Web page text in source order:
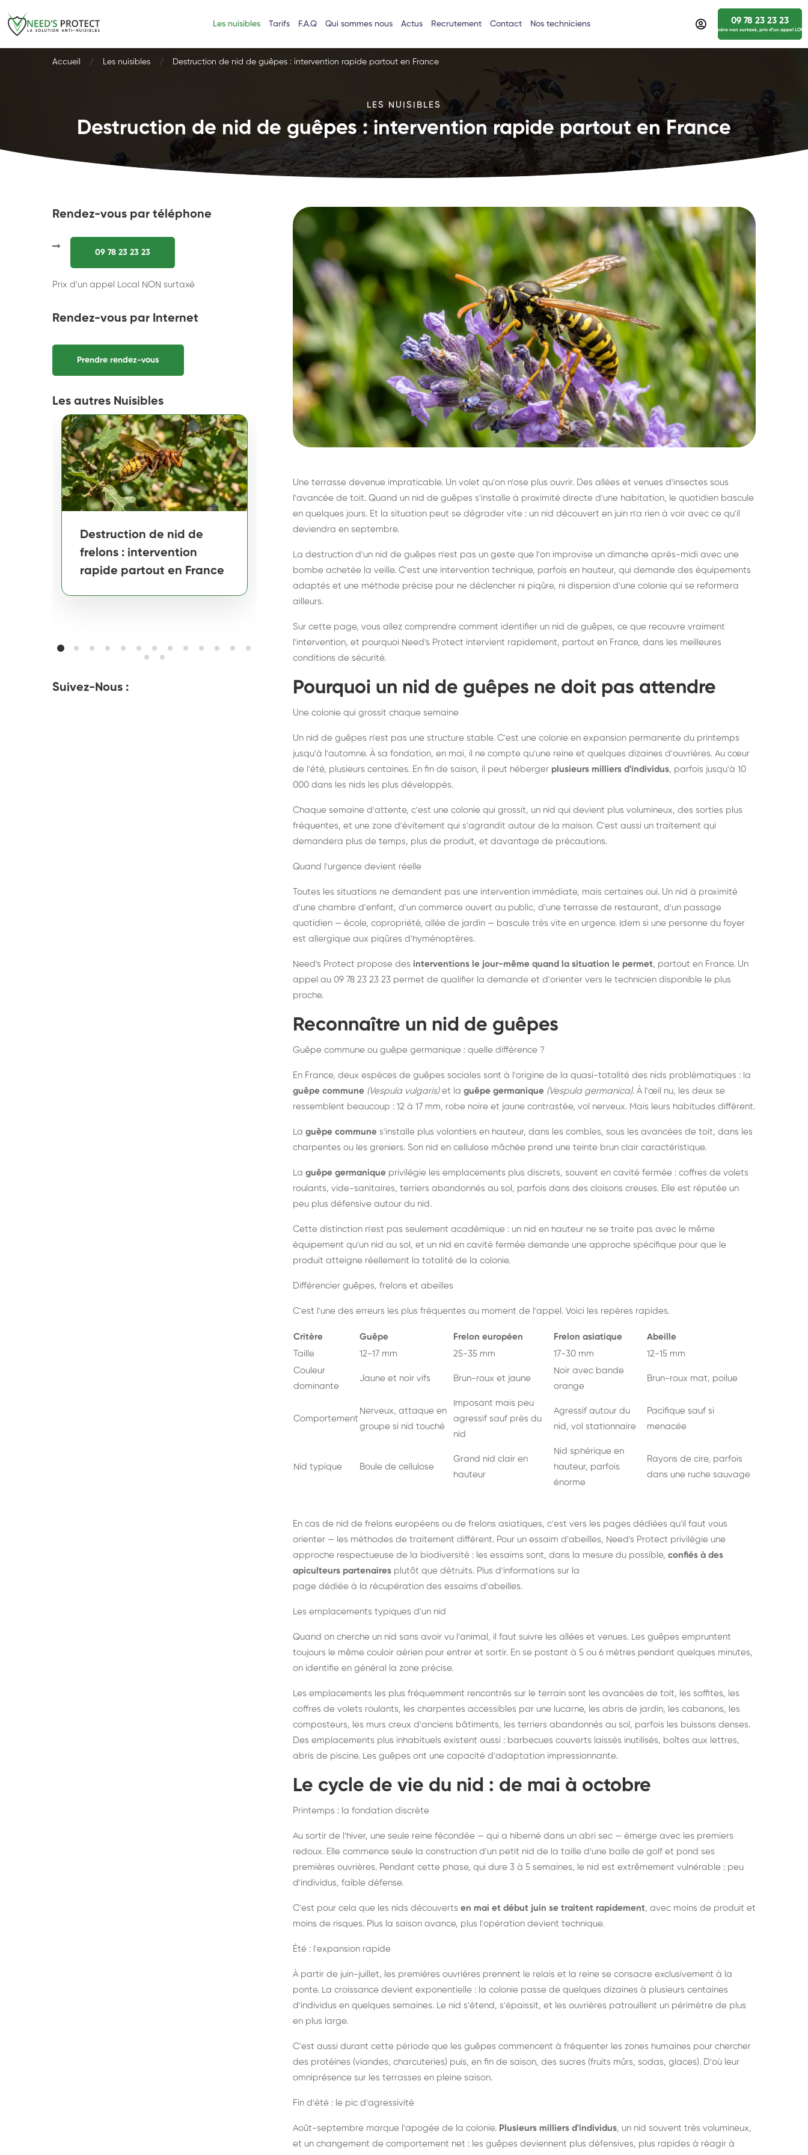
Les nuisibles Tarifs F.A.Q Qui sommes nous Actus Recrutement Contact Nos techniciens 09 78 23 23 23
numéro non surtaxé, prix d’un appel
Accueil Les nuisibles Destruction de nid de guêpes : intervention rapide partout en France
LES NUISIBLES
Destruction de nid de guêpes : intervention rapide partout en France
Rendez-vous par téléphone
09 78 23 23 23
Prix d'un appel Local NON surtaxé
Rendez-vous par Internet
Prendre rendez-vous
Les autres Nuisibles
Destruction de nid de
frelons : intervention
rapide partout en France
Destruction de nid de
frelons asiatiques :
intervention partout en
France
durablement rats et
souris, partout en France
partout
Suivez-Nous :
Une terrasse devenue impraticable. Un volet qu'on n'ose plus ouvrir. Des allées et venues d'insectes sous
l'avancée de toit. Quand un nid de guêpes s'installe à proximité directe d'une habitation, le quotidien bascule
en quelques jours. Et la situation peut se dégrader vite : un nid découvert en juin n'a rien à voir avec ce qu'il
deviendra en septembre.
La destruction d'un nid de guêpes n'est pas un geste que l'on improvise un dimanche après-midi avec une
bombe achetée la veille. C'est une intervention technique, parfois en hauteur, qui demande des équipements
adaptés et une méthode précise pour ne déclencher ni piqûre, ni dispersion d'une colonie qui se reformera
ailleurs.
Sur cette page, vous allez comprendre comment identifier un nid de guêpes, ce que recouvre vraiment
l'intervention, et pourquoi Need's Protect intervient rapidement, partout en France, dans les meilleures
conditions de sécurité.
Pourquoi un nid de guêpes ne doit pas attendre
Une colonie qui grossit chaque semaine
Un nid de guêpes n'est pas une structure stable. C'est une colonie en expansion permanente du printemps
jusqu'à l'automne. À sa fondation, en mai, il ne compte qu'une reine et quelques dizaines d'ouvrières. Au cœur
de l'été, plusieurs centaines. En fin de saison, il peut héberger plusieurs milliers d'individus, parfois jusqu'à 10
000 dans les nids les plus développés.
Chaque semaine d'attente, c'est une colonie qui grossit, un nid qui devient plus volumineux, des sorties plus
fréquentes, et une zone d'évitement qui s'agrandit autour de la maison. C'est aussi un traitement qui
demandera plus de temps, plus de produit, et davantage de précautions.
Quand l'urgence devient réelle
Toutes les situations ne demandent pas une intervention immédiate, mais certaines oui. Un nid à proximité
d'une chambre d'enfant, d'un commerce ouvert au public, d'une terrasse de restaurant, d'un passage
quotidien — école, copropriété, allée de jardin — bascule très vite en urgence. Idem si une personne du foyer
est allergique aux piqûres d'hyménoptères.
Need's Protect propose des interventions le jour-même quand la situation le permet, partout en France. Un
appel au 09 78 23 23 23 permet de qualifier la demande et d'orienter vers le technicien disponible le plus
proche.
Reconnaître un nid de guêpes
Guêpe commune ou guêpe germanique : quelle différence ?
En France, deux espèces de guêpes sociales sont à l'origine de la quasi-totalité des nids problématiques : la
guêpe commune (Vespula vulgaris)et la guêpe germanique (Vespula germanica). À l'œil nu, les deux se
ressemblent beaucoup : 12 à 17 mm, robe noire et jaune contrastée, vol nerveux. Mais leurs habitudes diffèrent.
La guêpe commune s'installe plus volontiers en hauteur, dans les combles, sous les avancées de toit, dans les
charpentes ou les greniers. Son nid en cellulose mâchée prend une teinte brun clair caractéristique.
La guêpe germanique privilégie les emplacements plus discrets, souvent en cavité fermée : coffres de volets
roulants, vide-sanitaires, terriers abandonnés au sol, parfois dans des cloisons creuses. Elle est réputée un
peu plus défensive autour du nid.
Cette distinction n'est pas seulement académique : un nid en hauteur ne se traite pas avec le même
équipement qu'un nid au sol, et un nid en cavité fermée demande une approche spécifique pour que le
produit atteigne réellement la totalité de la colonie.
Différencier guêpes, frelons et abeilles
C'est l'une des erreurs les plus fréquentes au moment de l'appel. Voici les repères rapides.
Critère Guêpe Frelon européen Frelon asiatique
Abeille
Taille
12-17 mm 25-35 mm 17-30 mm
12-15 mm
Couleur
dominante
Jaune et noir vifs Brun-roux et jaune
Noir avec bande
orange
Brun-roux mat, poilue
Comportement
Nerveux, attaque en
groupe si nid touché
Imposant mais peu
agressif sauf près du
nid
Agressif autour du
nid, vol stationnaire
Pacifique sauf si
menacée
Nid typique Boule de cellulose
Grand nid clair en
hauteur
Nid sphérique en
hauteur, parfois
énorme
Rayons de cire, parfois
dans une ruche sauvage
En cas de nid de frelons européens ou de frelons asiatiques, c'est vers les pages dédiées qu'il faut vous
orienter — les méthodes de traitement diffèrent. Pour un essaim d'abeilles, Need's Protect privilégie une
approche respectueuse de la biodiversité : les essaims sont, dans la mesure du possible, confiés à des
apiculteurs partenaires plutôt que détruits. Plus d'informations sur la
page dédiée à la récupération des essaims d'abeilles.
Les emplacements typiques d'un nid
Quand on cherche un nid sans avoir vu l'animal, il faut suivre les allées et venues. Les guêpes empruntent
toujours le même couloir aérien pour entrer et sortir. En se postant à 5 ou 6 mètres pendant quelques minutes,
on identifie en général la zone précise.
Les emplacements les plus fréquemment rencontrés sur le terrain sont les avancées de toit, les soffites, les
coffres de volets roulants, les charpentes accessibles par une lucarne, les abris de jardin, les cabanons, les
composteurs, les murs creux d'anciens bâtiments, les terriers abandonnés au sol, parfois les buissons denses.
Des emplacements plus inhabituels existent aussi : barbecues couverts laissés inutilisés, boîtes aux lettres,
abris de piscine. Les guêpes ont une capacité d'adaptation impressionnante.
Le cycle de vie du nid : de mai à octobre
Printemps : la fondation discrète
Au sortir de l'hiver, une seule reine fécondée — qui a hiberné dans un abri sec — émerge avec les premiers
redoux. Elle commence seule la construction d'un petit nid de la taille d'une balle de golf et pond ses
premières ouvrières. Pendant cette phase, qui dure 3 à 5 semaines, le nid est extrêmement vulnérable : peu
d'individus, faible défense.
C'est pour cela que les nids découverts en mai et début juin se traitent rapidement, avec moins de produit et
moins de risques. Plus la saison avance, plus l'opération devient technique.
Été : l'expansion rapide
À partir de juin-juillet, les premières ouvrières prennent le relais et la reine se consacre exclusivement à la
ponte. La croissance devient exponentielle : la colonie passe de quelques dizaines à plusieurs centaines
d'individus en quelques semaines. Le nid s'étend, s'épaissit, et les ouvrières patrouillent un périmètre de plus
en plus large.
C'est aussi durant cette période que les guêpes commencent à fréquenter les zones humaines pour chercher
des protéines (viandes, charcuteries) puis, en fin de saison, des sucres (fruits mûrs, sodas, glaces). D'où leur
omniprésence sur les terrasses en pleine saison.
Fin d'été : le pic d'agressivité
Août-septembre marque l'apogée de la colonie. Plusieurs milliers d'individus, un nid souvent très volumineux,
et un changement de comportement net : les guêpes deviennent plus défensives, plus rapides à réagir à